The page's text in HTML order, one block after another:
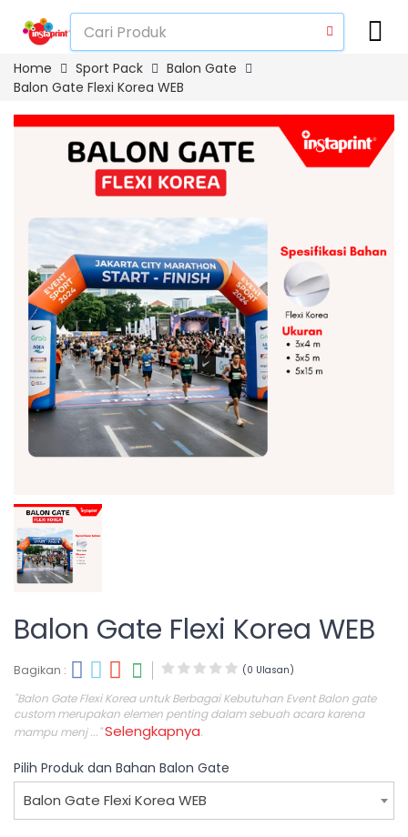
Home Sport Pack
Balon Gate
Balon Gate Flexi Korea WEB
Balon Gate Flexi Korea WEB
Bagikan : (0 Ulasan)
"Balon Gate Flexi Korea untuk Berbagai Kebutuhan Event Balon gate
custom merupakan elemen penting dalam sebuah acara karena
mampu menj ..."Selengkapnya.
Pilih Produk dan Bahan Balon Gate
Balon Gate Flexi Korea WEB